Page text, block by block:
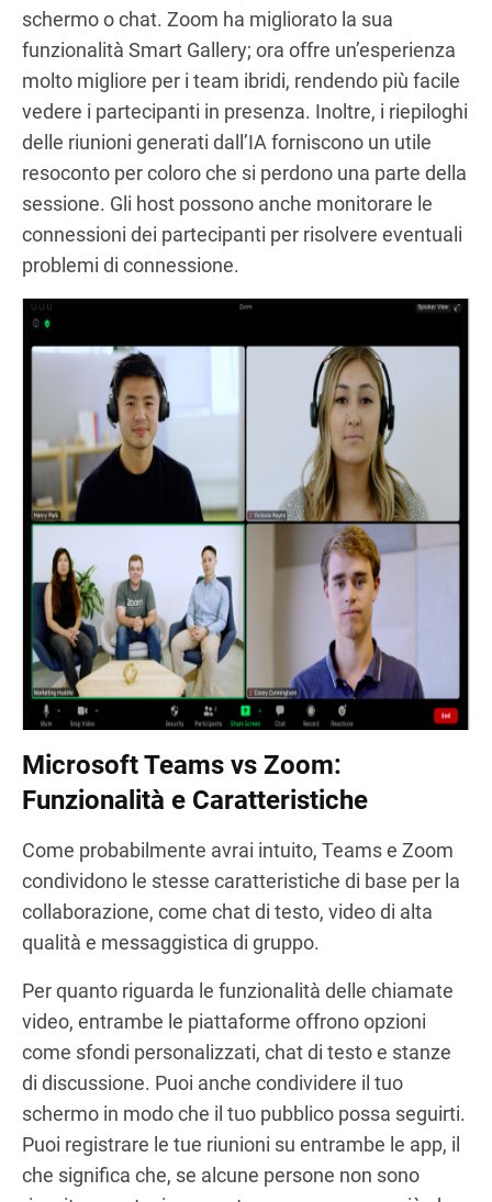
schermo o chat. Zoom ha migliorato la sua
funzionalità Smart Gallery; ora offre un’esperienza
molto migliore per i team ibridi, rendendo più facile
vedere i partecipanti in presenza. Inoltre, i riepiloghi
delle riunioni generati dall’IA forniscono un utile
resoconto per coloro che si perdono una parte della
sessione. Gli host possono anche monitorare le
connessioni dei partecipanti per risolvere eventuali
problemi di connessione.
Microsoft Teams vs Zoom:
Funzionalità e Caratteristiche
Come probabilmente avrai intuito, Teams e Zoom
condividono le stesse caratteristiche di base per la
collaborazione, come chat di testo, video di alta
qualità e messaggistica di gruppo.
Per quanto riguarda le funzionalità delle chiamate
video, entrambe le piattaforme offrono opzioni
come sfondi personalizzati, chat di testo e stanze
di discussione. Puoi anche condividere il tuo
schermo in modo che il tuo pubblico possa seguirti.
Puoi registrare le tue riunioni su entrambe le app, il
che significa che, se alcune persone non sono